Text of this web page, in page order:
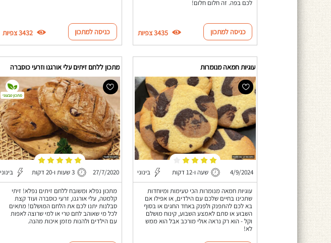
לכם בפה. זה חלום חלום!
כניסה למתכון 3435 צפיות כניסה למתכון 3432 צפיות
עוגיות חמאה מנומרות
4/9/2024 שעה ו-12 דקות בינוני
עוגיות חמאה מנומרות הכי טעימות ומיוחדות
שתכינו בחיים שלכם עם הילדים, או אפילו אם
בא לכם להתפנק ולפנק באחד החגים או בסוף
השבוע או סתם לאמצע השבוע, קינוח מושלם
וקל - הוא רק נראה אולי מורכב אבל הוא ממש
לא!
מתכון ללחם זיתים עלי אורגנו וזרעי כוסברה
27/7/2020 3 שעות ו-20 דקות בינוני
מתכון נפלא ומשובח ללחם זיתים נפלא! זיתי
קלמטה, עלי אורגנו, זרעי כוסברה ועוד קצת
סבלנות יתנו לכם את הלחם המושלם! מתאים
לכל מי שאוהב לחם טרי או למי שרוצה לאפות
עם הילדים ולהנות מזמן איכות מהנה.
מתכון טבעוני